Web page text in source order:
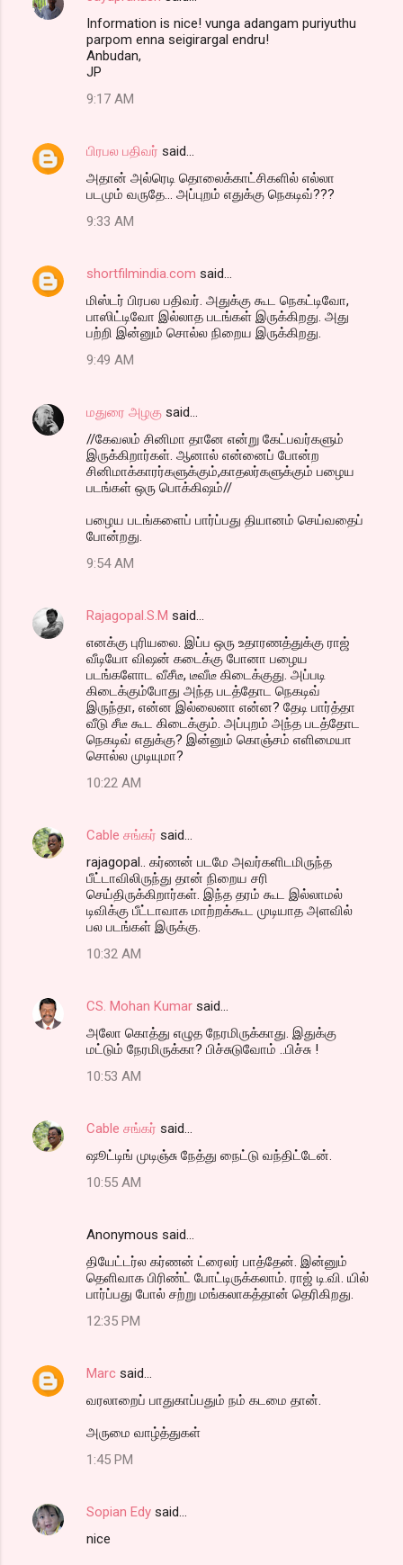
C
t
Information is nice! vunga adangam puriyuthu
parpom enna seigirargal endru!
Anbudan,
JP
9:17 AM
பிரபல பதிவர் said…
அதான் அல்ரெடி தொலைக்காட்சிகளில் எல்லா
படமும் வருதே... அப்புறம் எதுக்கு நெகடிவ்???
9:33 AM
shortfilmindia.com said…
மிஸ்டர் பிரபல பதிவர். அதுக்கு கூட நெகட்டிவோ,
பாஸிட்டிவோ இல்லாத படங்கள் இருக்கிறது. அது
பற்றி இன்னும் சொல்ல நிறைய இருக்கிறது.
9:49 AM
மதுரை அழகு said…
//கேவலம் சினிமா தானே என்று கேட்பவர்களும்
இருக்கிறார்கள். ஆனால் என்னைப் போன்ற
சினிமாக்காரர்களுக்கும்,காதலர்களுக்கும் பழைய
படங்கள் ஒரு பொக்கிஷம்//
பழைய படங்களைப் பார்ப்பது தியானம் செய்வதைப்
போன்றது.
9:54 AM
Rajagopal.S.M said…
எனக்கு புரியலை. இப்ப ஒரு உதாரணத்துக்கு ராஜ்
வீடியோ விஷன் கடைக்கு போனா பழைய
படங்களோட வீசீடீ, டீவீடீ கிடைக்குது. அப்படி
கிடைக்கும்போது அந்த படத்தோட நெகடிவ்
இருந்தா, என்ன இல்லைனா என்ன? தேடி பார்த்தா
வீடு சீடீ கூட கிடைக்கும். அப்புறம் அந்த படத்தோட
நெகடிவ் எதுக்கு? இன்னும் கொஞ்சம் எளிமையா
சொல்ல முடியுமா?
10:22 AM
Cable சங்கர் said…
rajagopal.. கர்ணன் படமே அவர்களிடமிருந்த
பீட்டாவிலிருந்து தான் நிறைய சரி
செய்திருக்கிறார்கள். இந்த தரம் கூட இல்லாமல்
டிவிக்கு பீட்டாவாக மாற்றக்கூட முடியாத அளவில்
பல படங்கள் இருக்கு.
10:32 AM
CS. Mohan Kumar said…
அலோ கொத்து எழுத நேரமிருக்காது. இதுக்கு
மட்டும் நேரமிருக்கா? பிச்சுடுவோம் ..பிச்சு !
10:53 AM
Cable சங்கர் said…
ஷூட்டிங் முடிஞ்சு நேத்து நைட்டு வந்திட்டேன்.
10:55 AM
Anonymous said…
தியேட்டர்ல கர்ணன் ட்ரைலர் பாத்தேன். இன்னும்
தெளிவாக பிரிண்ட் போட்டிருக்கலாம். ராஜ் டி.வி. யில்
பார்ப்பது போல் சற்று மங்கலாகத்தான் தெரிகிறது.
12:35 PM
Marc said…
வரலாறைப் பாதுகாப்பதும் நம் கடமை தான்.
அருமை வாழ்த்துகள்
1:45 PM
Sopian Edy said…
nice